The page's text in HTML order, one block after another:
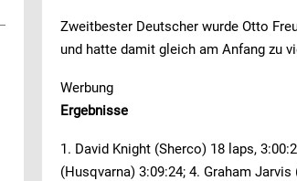
Zweitbester Deutscher wurde Otto
und hatte damit gleich am Anfang zu
Werbung
Ergebnisse
1. David Knight (Sherco) 18 laps,
(Husqvarna) 3:09:24; 4. Graham